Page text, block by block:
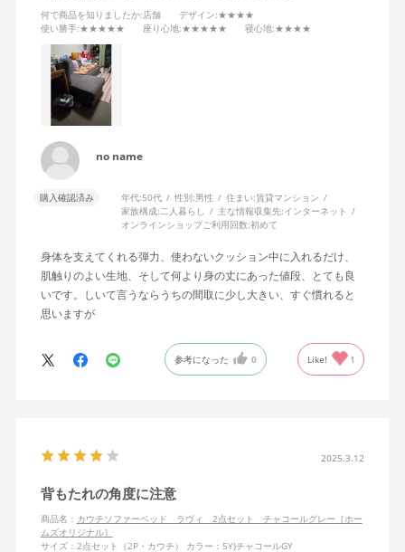
何で商品を知りましたか:店舗 デザイン:★★★★
使い勝手:★★★★★ 座り心地:★★★★★ 寝心地:★★★★
no name
購入確認済み 年代:50代 性別:男性 住まい:賃貸マンション
家族構成:二人暮らし 主な情報収集先:インターネット
オンラインショップご利用回数:初めて
身体を支えてくれる弾力、使わないクッション中に入れるだけ、
肌触りのよい生地、そして何より身の丈にあった値段、とても良
いです。しいて言うならうちの間取に少し大きい、すぐ慣れると
思いますが
参考になった 0 Like! 1
2025.3.12
背もたれの角度に注意
商品名： カウチソファーベッド ラヴィ 2点セット チャコールグレー［ホー
ムズオリジナル］
サイズ：2点セット（2P・カウチ）
カラー：5Y)チャコールGY